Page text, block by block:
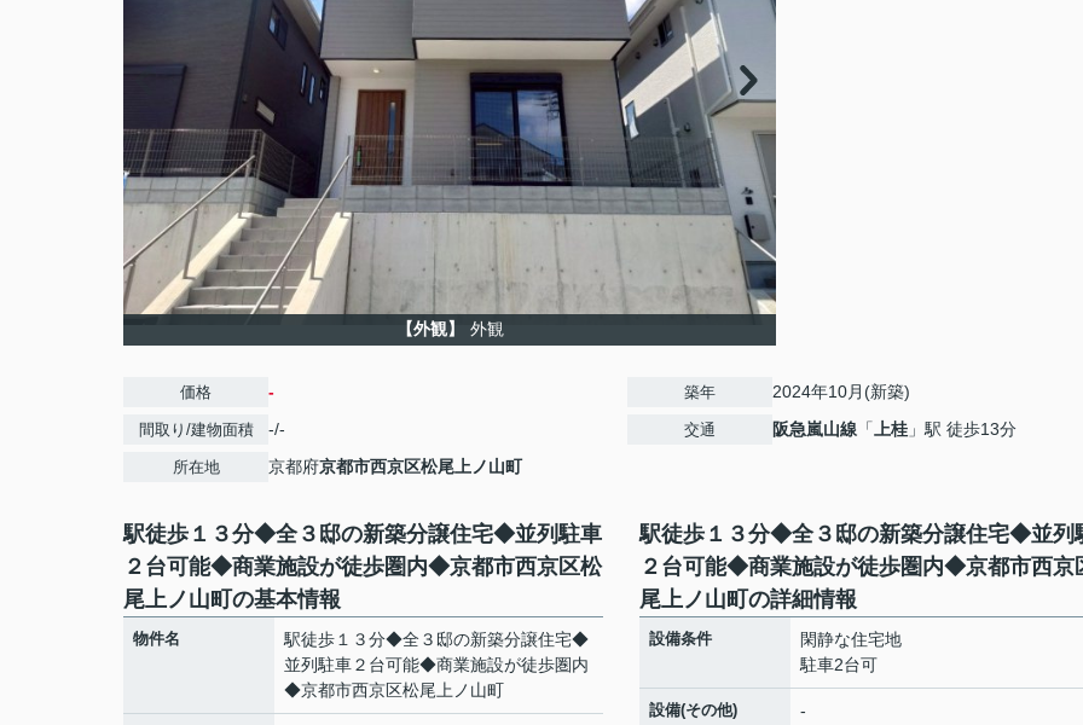
【外観】 外観
価格 -
間取り/建物面積 -/-
所在地 京都府京都市西京区松尾上ノ山町
築年 2024年10月(新築)
交通 阪急嵐山線 「 上桂 」駅 徒歩13分
駅徒歩１３分◆全３邸の新築分譲住宅◆並列駐車
２台可能◆商業施設が徒歩圏内◆京都市西京区松
尾上ノ山町の基本情報
物件名
駅徒歩１３分◆全３邸の新築分譲住宅◆
並列駐車２台可能◆商業施設が徒歩圏内
◆京都市西京区松尾上ノ山町
駅徒歩１３分◆全３邸の新築分譲住宅◆並列
２台可能◆商業施設が徒歩圏内◆京都市西京
尾上ノ山町の詳細情報
設備条件
閑静な住宅地
駐車2台可
設備(その他) -